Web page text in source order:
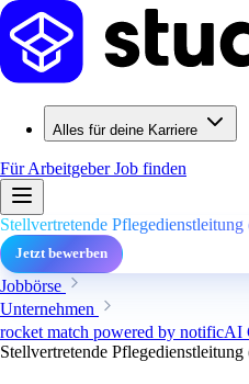
Alles für deine Karriere
Für ArbeitgeberJob finden
Stellvertretende
Jetzt bewerben
Jobbörse
Unternehmen
rocket match powered by notificAI
Stellvertretende